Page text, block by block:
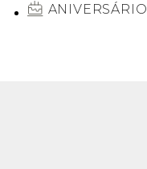
ANIVERSÁRIO